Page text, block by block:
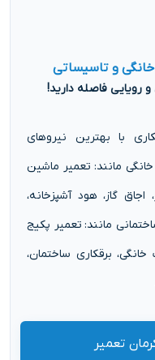
و تاسیساتی
با بهترین نیروهای
مانند: تعمیر ماشین
گاز، هود آشپزخانه،
مانند: تعمیر پکیج
برقکاری ساختمان،
تعمیر